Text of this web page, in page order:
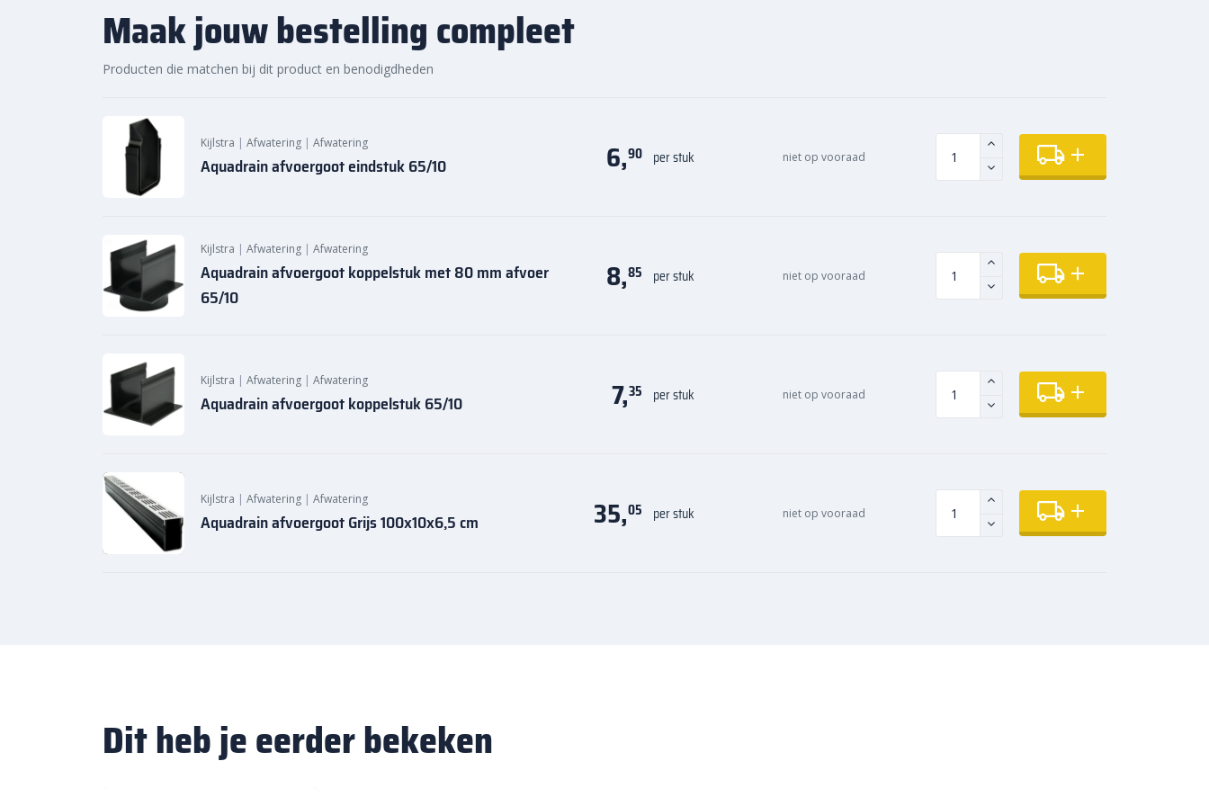
Maak jouw bestelling compleet
Producten die matchen bij dit product en benodigdheden
Kijlstra | Afwatering | Afwatering
Aquadrain afvoergoot eindstuk 65/10 6,90 per stuk niet op vooraad
Kijlstra | Afwatering | Afwatering
Aquadrain afvoergoot koppelstuk met 80 mm afvoer
65/10
8,85 per stuk niet op vooraad
Kijlstra | Afwatering | Afwatering
Aquadrain afvoergoot koppelstuk 65/10 7,35 per stuk niet op vooraad
Kijlstra | Afwatering | Afwatering
Aquadrain afvoergoot Grijs 100x10x6,5 cm 35,05 per stuk niet op vooraad
Dit heb je eerder bekeken